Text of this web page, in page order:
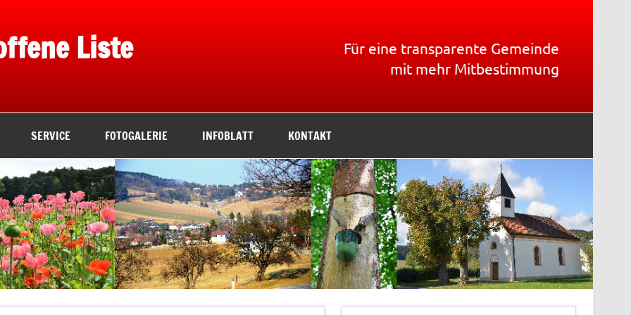
Liste
Für eine transparente Gemeinde
mit mehr Mitbestimmung
SERVICE FOTOGALERIE INFOBLATT KONTAKT